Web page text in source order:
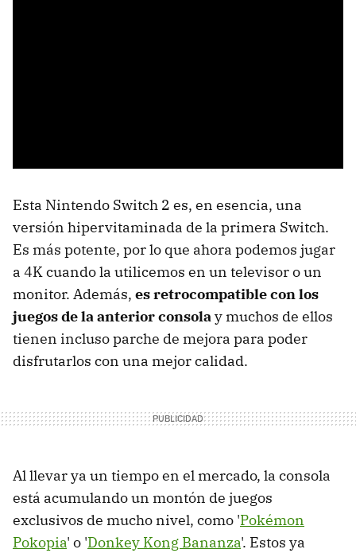
Esta Nintendo Switch 2 es, en esencia, una
versión hipervitaminada de la primera Switch.
Es más potente, por lo que ahora podemos jugar
a 4K cuando la utilicemos en un televisor o un
monitor. Además, es retrocompatible con los
juegos de la anterior consolay muchos de ellos
tienen incluso parche de mejora para poder
disfrutarlos con una mejor calidad.
Al llevar ya un tiempo en el mercado, la consola
está acumulando un montón de juegos
exclusivos de mucho nivel, como 'Pokémon
Pokopia' o 'Donkey Kong Bananza'. Estos ya